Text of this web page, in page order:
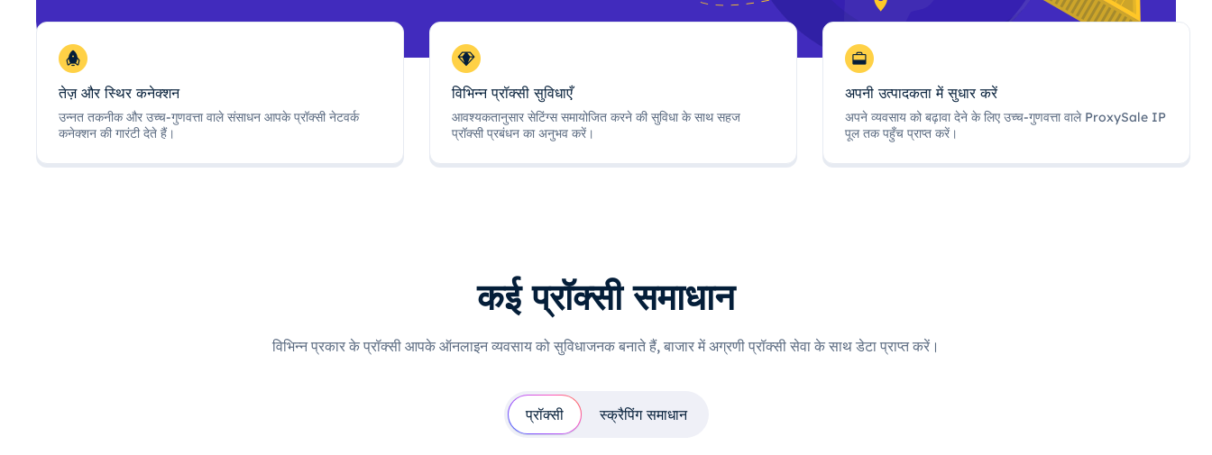
तेज़ और स्थिर कनेक्शन
उन्नत तकनीक और उच्च-गुणवत्ता वाले संसाधन आपके प्रॉक्सी नेटवर्क
कनेक्शन की गारंटी देते हैं।
विभिन्न प्रॉक्सी सुविधाएँ
आवश्यकतानुसार सेटिंग्स समायोजित करने की सुविधा के साथ सहज
प्रॉक्सी प्रबंधन का अनुभव करें।
अपनी उत्पादकता में सुधार करें
अपने व्यवसाय को बढ़ावा देने के लिए उच्च-गुणवत्ता वाले ProxySale IP
पूल तक पहुँच प्राप्त करें।
कई प्रॉक्सी समाधान
विभिन्न प्रकार के प्रॉक्सी आपके ऑनलाइन व्यवसाय को सुविधाजनक बनाते हैं, बाजार में अग्रणी प्रॉक्सी सेवा के साथ डेटा प्राप्त करें।
प्रॉक्सी स्क्रैपिंग समाधान